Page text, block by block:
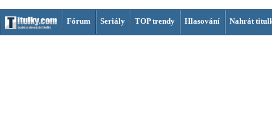
Fórum Seriály TOP trendy Hlasování Nahrát